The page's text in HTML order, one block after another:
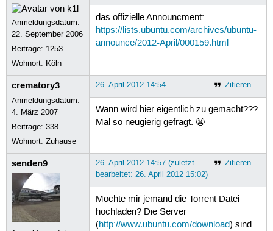
Anmeldungsdatum:
22. September 2006
Beiträge: 1253
Wohnort: Köln
das offizielle Announcment:
https://lists.ubuntu.com/archives/ubuntu-
announce/2012-April/000159.html
crematory3
Anmeldungsdatum:
4. März 2007
Beiträge:338
Wohnort: Zuhause
Zitieren
26. April 2012 14:54
Wann wird hier eigentlich zu gemacht???
Mal so neugierig gefragt. 😬
senden9 Zitieren
26. April 2012 14:57 (zuletzt
bearbeitet: 26. April 2012 15:02)
Möchte mir jemand die Torrent Datei
hochladen? Die Server
(http://www.ubuntu.com/download) sind